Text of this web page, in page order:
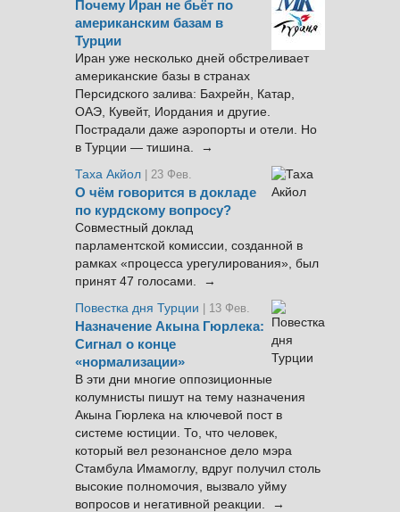
Почему Иран не бьёт по
американским базам в
Турции
Иран уже несколько дней обстреливает
американские базы в странах
Персидского залива: Бахрейн, Катар,
ОАЭ, Кувейт, Иордания и другие.
Пострадали даже аэропорты и отели. Но
в Турции — тишина. →
Таха Акйол | 23 Фев.
О чём говорится в докладе
по курдскому вопросу?
Совместный доклад
парламентской комиссии, созданной в
рамках «процесса урегулирования», был
принят 47 голосами. →
Повестка дня Турции
| 13 Фев.
Назначение Акына Гюрлека:
Сигнал о конце
«нормализации»
В эти дни многие оппозиционные
колумнисты пишут на тему назначения
Акына Гюрлека на ключевой пост в
системе юстиции. То, что человек,
который вел резонансное дело мэра
Стамбула Имамоглу, вдруг получил столь
высокие полномочия, вызвало уйму
вопросов и негативной реакции. →